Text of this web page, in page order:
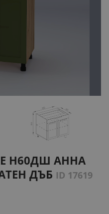
H60ДШ АННА
ДЪБ ID 17619